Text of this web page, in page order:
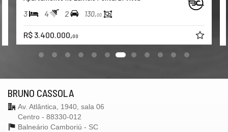
3 4 2 130,00
R$ 3.400.000,00
BRUNO CASSOLA
Av. Atlântica, 1940, sala 06
Centro - 88330-012
Balneário Camboriú - SC